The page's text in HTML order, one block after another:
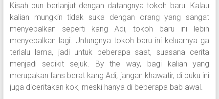
Kisah pun berlanjut dengan datangnya tokoh baru. Kalau
kalian mungkin tidak suka dengan orang yang sangat
menyebalkan seperti kang Adi, tokoh baru ini lebih
menyebalkan lagi. Untungnya tokoh baru ini keluarnya ga
terlalu lama, jadi untuk beberapa saat, suasana cerita
menjadi sedikit sejuk. By the way, bagi kalian yang
merupakan fans berat kang Adi, jangan khawatir, di buku ini
juga diceritakan kok, meski hanya di beberapa bab awal.